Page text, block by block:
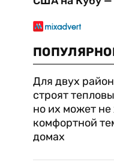
Для двух
строят
но их может не
комфортной
домах